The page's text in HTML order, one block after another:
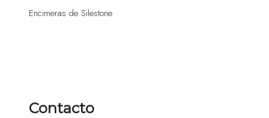
Encimeras de Silestone
Contacto